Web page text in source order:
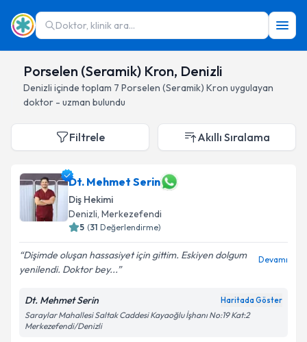
Doktor, klinik ara...
Porselen (Seramik) Kron, Denizli
Denizli içinde toplam 7 Porselen (Seramik) Kron uygulayan
doktor - uzman bulundu
Filtrele Akıllı Sıralama
Dt. Mehmet Serin
Diş Hekimi
Denizli, Merkezefendi
5 (31 Değerlendirme)
Dişimde oluşan hassasiyet için gittim. Eskiyen dolgum
yenilendi. Doktor bey...
Devamı
Dt. Mehmet Serin Haritada Göster
Saraylar Mahallesi Saltak Caddesi Kayaoğlu İşhanı No:19 Kat:2
Merkezefendi/Denizli